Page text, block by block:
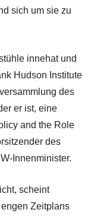
sich um sie zu
innehat und
Hudson Institute
des
er ist, eine
and the Role
des
Innenminister.
scheint
Zeitplans